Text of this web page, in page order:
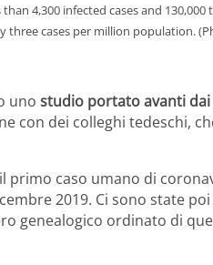
4,300 infected cases and 130,000
cases per million population.
uno studio portato avanti
con dei colleghi tedeschi,
primo caso umano di
2019. Ci sono state
genealogico ordinato di